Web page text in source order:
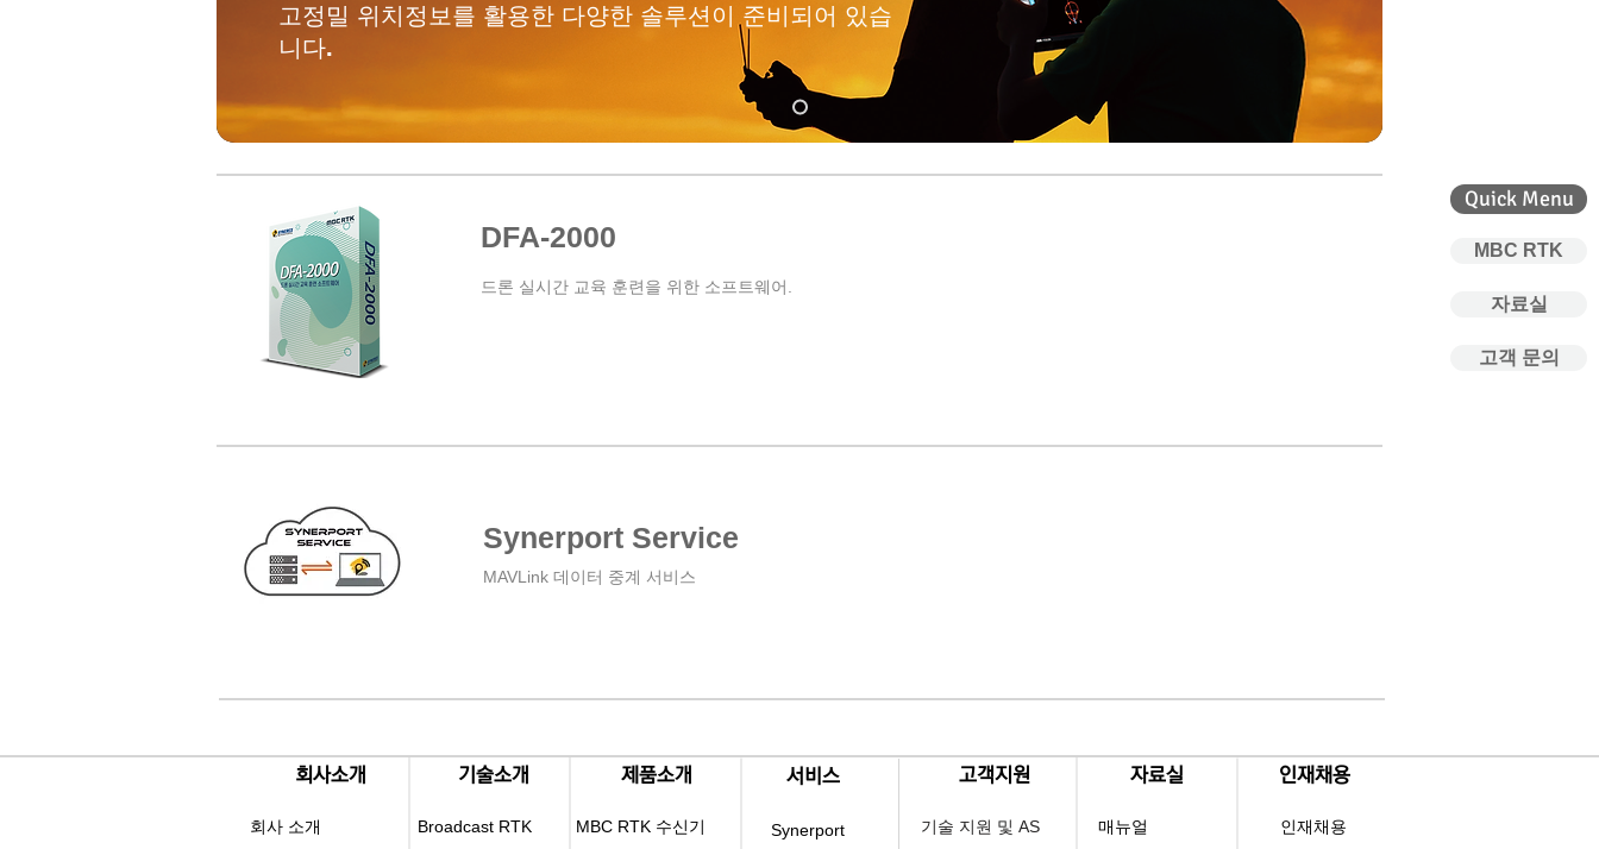
Quick Menu
MBC RTK
자료실
고객 문의
​고정밀 위치정보를 활용한 다양한 솔루션이 준비되어 있습
니다.
DFA-2000
​드론 실시간 교육 훈련을 위한 소프트웨어.
Synerport Service
MAVLink 데이터 중계 서비스
​회사소개 ​기술소개 ​제품소개
회사 소개 Broadcast RTK
MBC RTK 수신기
​고객지원 ​자료실 ​인재채용
기술 지원 및 AS 매뉴얼
인재채용
​서비스
Synerport